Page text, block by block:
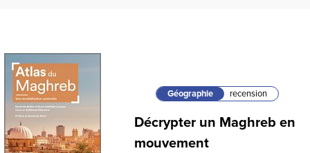
Géographie recension
Décrypter un Maghreb en
mouvement